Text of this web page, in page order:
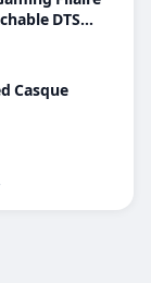
DTS
Casque